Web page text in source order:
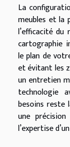
La
meubles et la
l’efficacité
cartographie
le plan de
et évitant les
un entretien
technologie
besoins reste
une
l’expertise